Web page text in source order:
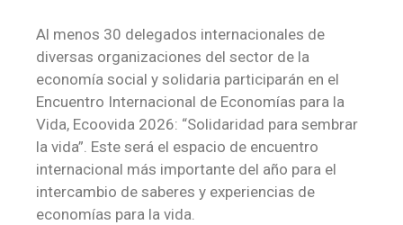
Al menos 30 delegados internacionales de
diversas organizaciones del sector de la
economía social y solidaria participarán en el
Encuentro Internacional de Economías para la
Vida, Ecoovida 2026: “Solidaridad para sembrar
la vida”. Este será el espacio de encuentro
internacional más importante del año para el
intercambio de saberes y experiencias de
economías para la vida.